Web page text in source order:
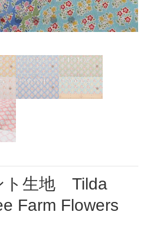
ト生地 Tilda
Farm Flowers